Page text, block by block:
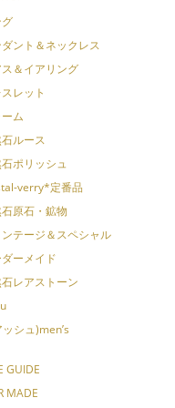
ント＆ネックレス
ス＆イアリング
レット
ム
ルース
ポリッシュ
verry*定番品
原石・鉱物
テージ＆スペシャル
ーメイド
レアストーン
シュ)men’s
GUIDE
MADE